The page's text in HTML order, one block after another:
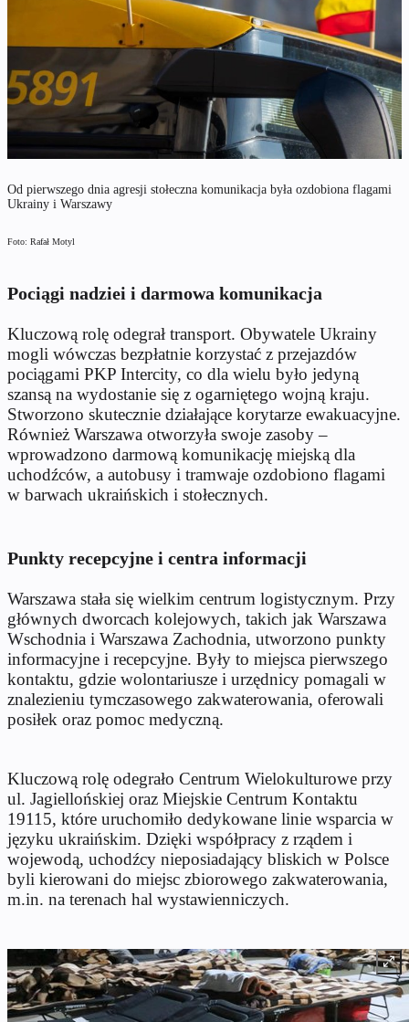
Od pierwszego dnia agresji stołeczna komunikacja była ozdobiona flagami
Ukrainy i Warszawy
Foto: Rafał Motyl
Pociągi nadziei i darmowa komunikacja
Kluczową rolę odegrał transport. Obywatele Ukrainy
mogli wówczas bezpłatnie korzystać z przejazdów
pociągami PKP Intercity, co dla wielu było jedyną
szansą na wydostanie się z ogarniętego wojną kraju.
Stworzono skutecznie działające korytarze ewakuacyjne.
Również Warszawa otworzyła swoje zasoby –
wprowadzono darmową komunikację miejską dla
uchodźców, a autobusy i tramwaje ozdobiono flagami
w barwach ukraińskich i stołecznych.
Punkty recepcyjne i centra informacji
Warszawa stała się wielkim centrum logistycznym. Przy
głównych dworcach kolejowych, takich jak Warszawa
Wschodnia i Warszawa Zachodnia, utworzono punkty
informacyjne i recepcyjne. Były to miejsca pierwszego
kontaktu, gdzie wolontariusze i urzędnicy pomagali w
znalezieniu tymczasowego zakwaterowania, oferowali
posiłek oraz pomoc medyczną.
Kluczową rolę odegrało Centrum Wielokulturowe przy
ul. Jagiellońskiej oraz Miejskie Centrum Kontaktu
19115, które uruchomiło dedykowane linie wsparcia w
języku ukraińskim. Dzięki współpracy z rządem i
wojewodą, uchodźcy nieposiadający bliskich w Polsce
byli kierowani do miejsc zbiorowego zakwaterowania,
m.in. na terenach hal wystawienniczych.